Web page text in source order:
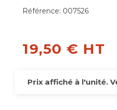
Référence: 007526
19,50 € HT
Prix affiché à l'unité.